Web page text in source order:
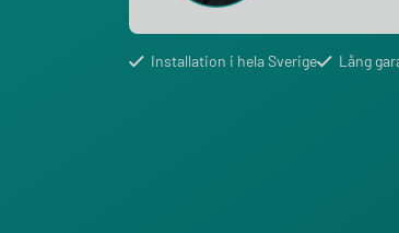
Installation i hela Sverige Lång